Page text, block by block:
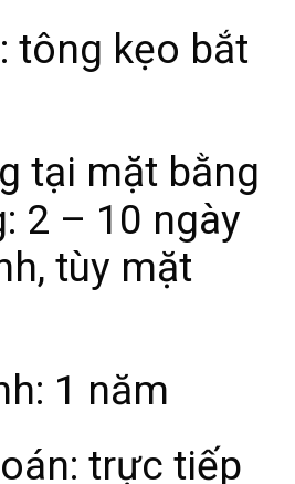
tông kẹo bắt
tại mặt bằng
2 – 10 ngày
tùy mặt
1 năm
trực tiếp